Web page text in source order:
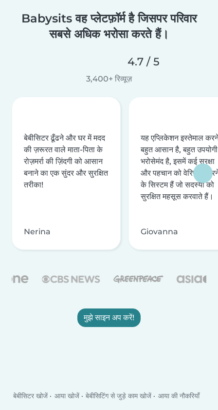
Babysits वह प्लेटफ़ॉर्म है जिसपर परिवार
सबसे अधिक भरोसा करते हैं।
4.7 / 5
3,400+ रिव्यूज़
बेबीसिटर ढूँढने और घर में मदद
की ज़रूरत वाले माता-पिता के
रोज़मर्रा की ज़िंदगी को आसान
बनाने का एक सुंदर और सुरक्षित
तरीका!
Nerina
यह एप्लिकेशन इस्तेमाल
बहुत आसान है, बहुत
भरोसेमंद है, इसमें कई सुरक्षा
और पहचान को वेरिफ़ाई
के सिस्टम हैं जो सदस्यों को
सुरक्षित महसूस करवाते हैं।
Giovanna
मुझे साइन अप करें!
बेबीसिटर खोजें आया खोजें बेबीसिटिंग से जुड़े काम खोजें आया की नौकरियाँ